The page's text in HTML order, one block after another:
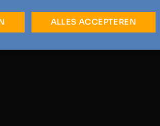
ALLES ACCEPTEREN